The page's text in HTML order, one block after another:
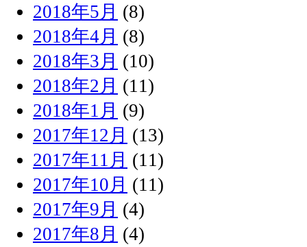
2018年5月 (8)
2018年4月 (8)
2018年3月 (10)
2018年2月 (11)
2018年1月 (9)
2017年12月 (13)
2017年11月 (11)
2017年10月 (11)
2017年9月 (4)
2017年8月 (4)